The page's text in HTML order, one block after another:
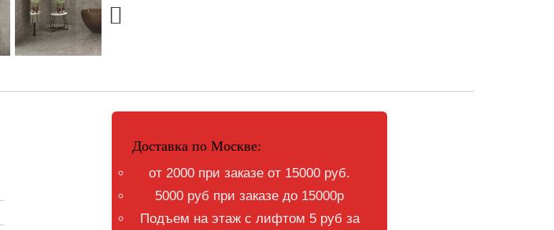
Доставка по Москве:
от 2000 при заказе от 15000 руб.
5000 руб при заказе до 15000р
Подъем на этаж с лифтом 5 руб за